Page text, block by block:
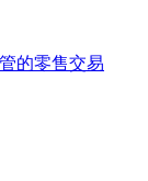
的零售交易